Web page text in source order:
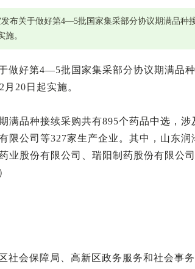
布关于做好第4—5批国家集采部分协议期满品种
。
做好第4—5批国家集采部分协议期满品
20日起实施。
品种接续采购共有895个药品中选，涉
限公司等327家生产企业。其中，山东润
业股份有限公司、瑞阳制药股份有限公
社会保障局、高新区政务服务和社会事务